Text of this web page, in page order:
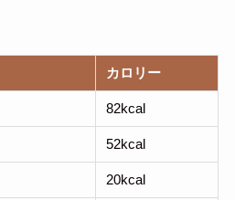
カロリー
82kcal
52kcal
20kcal